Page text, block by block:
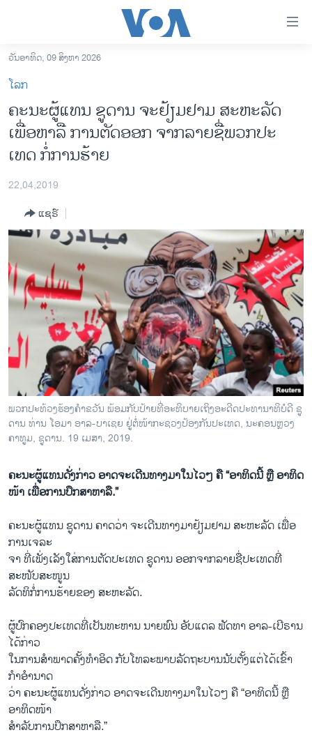
ເຂົ້າ
ຫາ
ຂ້າມ
ຂ້າມ
ໄປ
ຫາ
ຊອກ
ອາເມຣິກາ
ການເລືອກຕັ້ງ ປະທານາທີບໍດີ ສະຫະລັດ 2024
ອິດສະຫຼະພາບດ້ານການຂ່າວ
ຊີວິດຊາວລາວ
ຊຸມຊົນຊາວລາວ
ວິທະຍາສາດ-ເທັກໂນໂລຈີ
ທຸລະກິດ
ພາສາອັງກິດ
ວີດີໂອ
ສຽງ
ລາຍງານ
ຕິດຕາມພວກເຮົາ ທີ່
ພາສາຕ່າງໆ
ວັນອາທິດ, 09 ສິງຫາ 2026
ໂລກ
ຄະ​ນະ​ຜູ້​ແທນ ຊູ​ດານ ຈະ​ຢ້ຽມ​ຢາມ ສະ​ຫະ​ລັດ
ເພື່ອ​ຫາ​ລື ການ​ຕັດ​ອອກ​ ຈາກ​ລາຍ​ຊື່ພວກປະ​
ເທດ ກໍ່​ການ​ຮ້າຍ
22,04,2019
ແຊຣ໌
ພວກ​ປະ​ທ້ວງຮ້ອງ​ຄຳ​ຂວັນ ພ້ອມ​ກັບ​ປ້າຍ​ທີ່​ອະ​ທິ​ບາຍ​ເຖິງ​ອະ​ດີດ​ປະ​ທາ​ນາ​ທິ​ບໍ​ດີ ຊູ​
ດານ ທ່ານ ໂອ​ມາ ອາ​ລ-ບາ​ເຊຍ ຢູ່​ຕໍ່​ໜ້າ​ກະ​ຊວງ​ປ້ອງ​ກັນ​ປະ​ເທດ, ນະ​ຄອນຫຼວງ
ຄາ​ທູມ, ຊູ​ດານ. 19 ເມ​ສາ, 2019.
ຄະນະຜູ້ແທນດັ່ງກ່າວ ອາດຈະເດີນທາງມາໃນໄວໆ ຄື “ອາທິດນີ້ ຫຼື ອາທິດ
ໜ້າ ເພື່ອການປຶກສາຫາລື.”
ຄະ​ນະ​ຜູ້​ແທນ ຊູ​ດານ ຄາດ​ວ່າ​ ຈະ​ເດີນ​ທາງ​ມາຢ້ຽມ​ຢາມ ສະ​ຫະ​ລັດ ເພື່ອ
ການ​ເຈ​ລະ​
ຈາ ທີ່ເພັ່ງເລັງໃສ່ການຕັດປະເທດ ຊູດານ ອອກຈາກລາຍຊື່ປະເທດທີ່
ສະໜັບສະໜູນ
ລັດທິກໍ່ການຮ້າຍຂອງ ສະຫະລັດ.
ຜູ້​ປົກ​ຄອງປະເທດທີ່ເປັນທະຫານ​ ນາຍ​ພົນ ອັບ​ແດ​ລ ຟັດ​ທາ ອາ​ລ-ເບີ​ຣານ
ໄດ້​ກ່າວ​
ໃນການສຳພາດຄັ້ງທຳອິດ ກັບໂທລະພາບລັດຖະບານນັບຕັ້ງແຕ່ໄດ້ເຂົ້າ
ກຳອຳນາດ
ວ່າ ຄະນະຜູ້ແທນດັ່ງກ່າວ ອາດຈະເດີນທາງມາໃນໄວໆ ຄື “ອາທິດນີ້ ຫຼື
ອາທິດໜ້າ
ສຳລັບການປຶກສາຫາລື.”